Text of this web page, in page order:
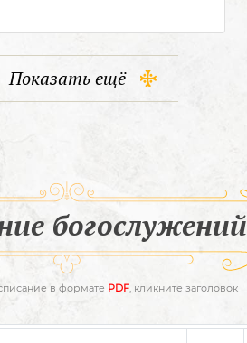
Показать ещё
богослужений
в формате PDF, кликните заголовок